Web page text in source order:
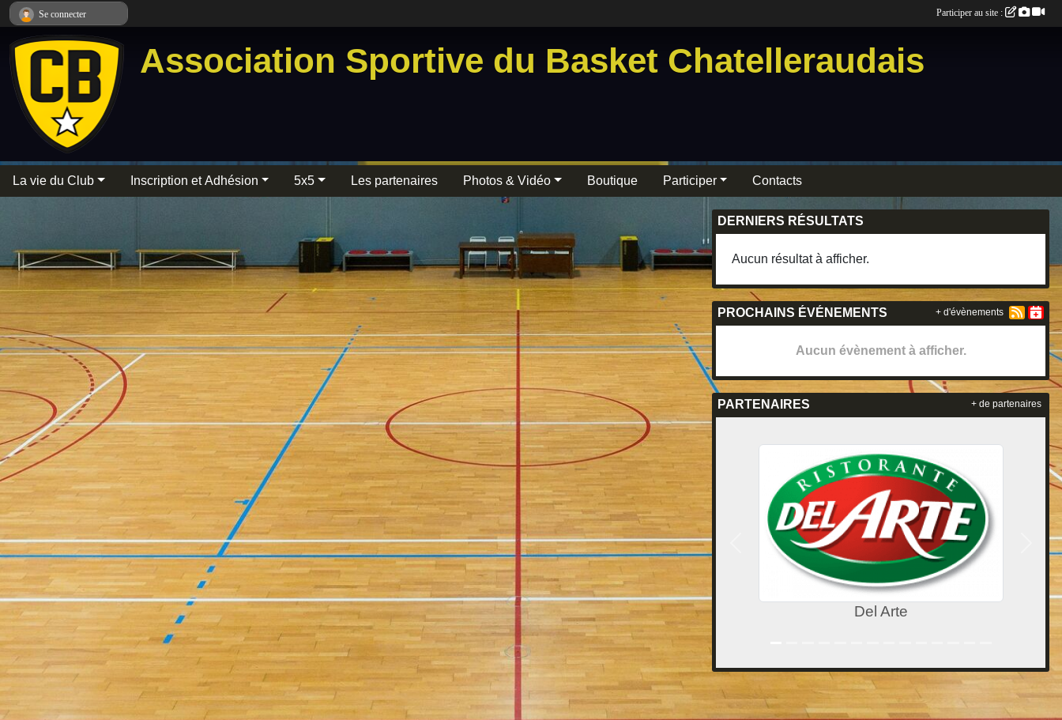
Association Sportive du Basket Chatelleraudais
La vie du Club Inscription et Adhésion 5x5 Les partenaires Photos & Vidéo Boutique Participer Contacts
DERNIERS RÉSULTATS
Aucun résultat à afficher.
PROCHAINS ÉVÉNEMENTS
Aucun évènement à afficher.
+ d'évènements
PARTENAIRES
Del Arte
Précedent
+ de partenaires
Se connecter Participer au site :
Panneau de gestion des cookies